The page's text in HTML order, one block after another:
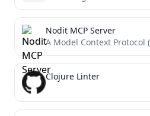
Nodit MCP Server
Clojure Linter